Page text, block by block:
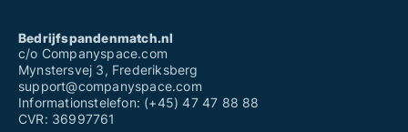
Bedrijfspandenmatch.nl
c/o Companyspace.com
Mynstersvej 3, Frederiksberg
support@companyspace.com
Informationstelefon: (+45) 47 47 88 88
CVR: 36997761